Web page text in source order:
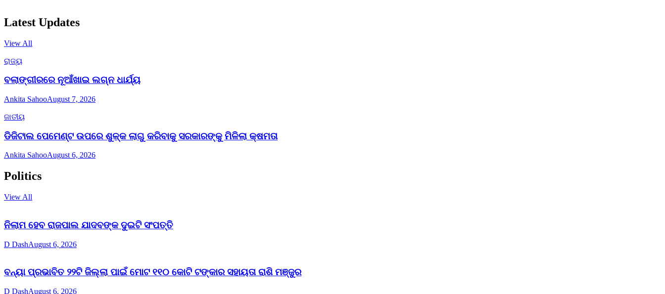
Latest Updates
View All
ରାଜ୍ୟ
ବଲାଙ୍ଗୀରରେ ନୂଆଁଖାଇ ଲଗ୍ନ ଧାର୍ଯ୍ୟ
Ankita SahooAugust 7, 2026
ଜାତୀୟ
ଡିଜିଟାଲ ପେମେଣ୍ଟ ଉପରେ ଶୁଳ୍କ ଲାଗୁ କରିବାକୁ ସରକାରଙ୍କୁ ମିଳିଲା କ୍ଷମତା
Ankita SahooAugust 6, 2026
Politics
View All
ନିଲାମ ହେବ ରାଜପାଲ ଯାଦବଙ୍କ ଦୁଇଟି ସଂପତ୍ତି
D DashAugust 6, 2026
ବନ୍ୟା ପ୍ରଭାବିତ ୨୨ଟି ଜିଲ୍ଲା ପାଇଁ ମୋଟ ୧୧୦ କୋଟି ଟଙ୍କାର ସହାୟତା ରାଶି ମଞ୍ଜୁର
D DashAugust 6, 2026